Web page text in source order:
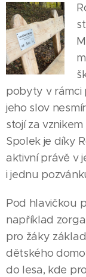
pobyty v rámci
jeho slov
stojí za
Spolek je díky
aktivní právě v
i jednu
Pod hlavičkou
například
pro žáky
dětského
do lesa, kde